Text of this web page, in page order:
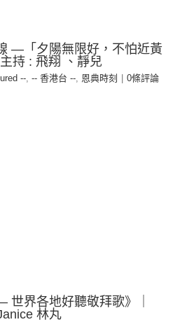
—「夕陽無限好，不怕近黃
持 : 飛翔 、靜兒
--, -- 香港台 --, 恩典時刻 0條評論
世界各地好聽敬拜歌》｜
林丸